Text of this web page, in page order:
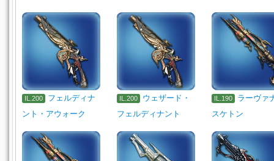
IL.200
フェルディナ
ント・アウォーク
IL.200
ウェザード・
フェルディナント
IL.190
ラーヴァ
スケトン